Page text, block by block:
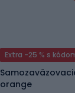
Extra -25 % s
orange